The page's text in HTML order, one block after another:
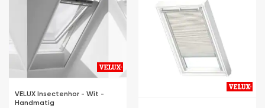
VELUX Insectenhor - Wit -
Handmatig